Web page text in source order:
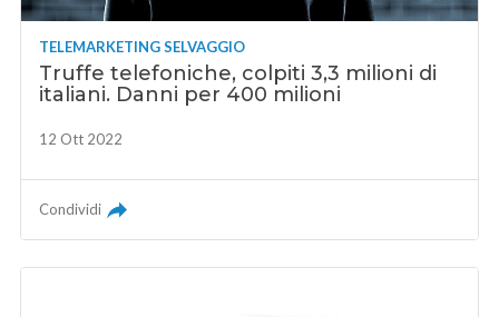
TELEMARKETING SELVAGGIO
Truffe telefoniche, colpiti 3,3 milioni di
italiani. Danni per 400 milioni
12 Ott 2022
Condividi